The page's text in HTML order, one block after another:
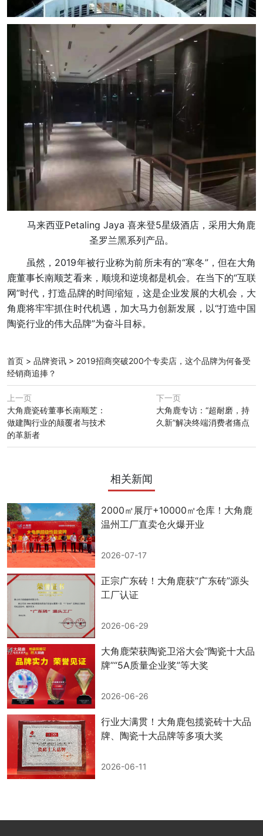
马来西亚Petaling Jaya 喜来登5星级酒店，采用大角鹿
圣罗兰黑系列产品。
虽然，2019年被行业称为前所未有的“寒冬”，但在大角
鹿董事长南顺芝看来，顺境和逆境都是机会。在当下的“互联
网”时代，打造品牌的时间缩短，这是企业发展的大机会，大
角鹿将牢牢抓住时代机遇，加大马力创新发展，以“打造中国
陶瓷行业的伟大品牌”为奋斗目标。
首页 > 品牌资讯 > 2019招商突破200个专卖店，这个品牌为何备受
经销商追捧？
上一页
大角鹿瓷砖董事长南顺芝：
做建陶行业的颠覆者与技术
的革新者
下一页
大角鹿专访：“超耐磨，持
久新”解决终端消费者痛点
相关新闻
2000㎡展厅+10000㎡仓库！大角鹿
温州工厂直卖仓火爆开业
2026-07-17
正宗广东砖！大角鹿获“广东砖”源头
工厂认证
2026-06-29
大角鹿荣获陶瓷卫浴大会“陶瓷十大品
牌”“5A质量企业奖”等大奖
2026-06-26
行业大满贯！大角鹿包揽瓷砖十大品
牌、陶瓷十大品牌等多项大奖
2026-06-11